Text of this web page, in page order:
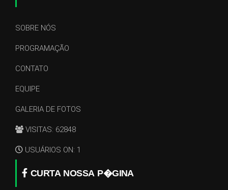
SOBRE NÓS
PROGRAMAÇÃO
CONTATO
EQUIPE
GALERIA DE FOTOS
VISITAS: 62848
USUÁRIOS ON: 1
CURTA NOSSA P�GINA